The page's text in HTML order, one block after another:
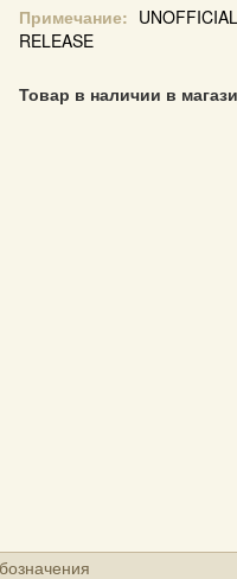
Примечание: UNOFFICIAL
RELEASE
Товар в наличии в